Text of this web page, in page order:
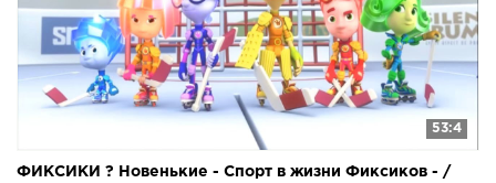
53:4
ФИКСИКИ ? Новенькие - Спорт в жизни Фиксиков - /